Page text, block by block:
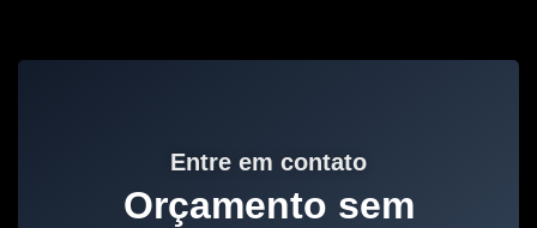
Entre em contato
Orçamento sem